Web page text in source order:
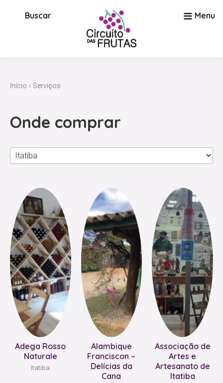
Buscar ≡ Menu
Início › Serviços
Onde comprar
Adega Rosso
Naturale
Itatiba
Alambique
Franciscon –
Delícias da
Cana
Associação de
Artes e
Artesanato de
Itatiba